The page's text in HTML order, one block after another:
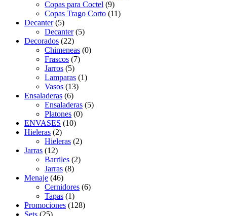
Copas para Coctel (9)
Copas Trago Corto (11)
Decanter (5)
Decanter (5)
Decorados (22)
Chimeneas (0)
Frascos (7)
Jarros (5)
Lamparas (1)
Vasos (13)
Ensaladeras (6)
Ensaladeras (5)
Platones (0)
ENVASES (10)
Hieleras (2)
Hieleras (2)
Jarras (12)
Barriles (2)
Jarras (8)
Menaje (46)
Cernidores (6)
Tapas (1)
Promociones (128)
Sets (25)